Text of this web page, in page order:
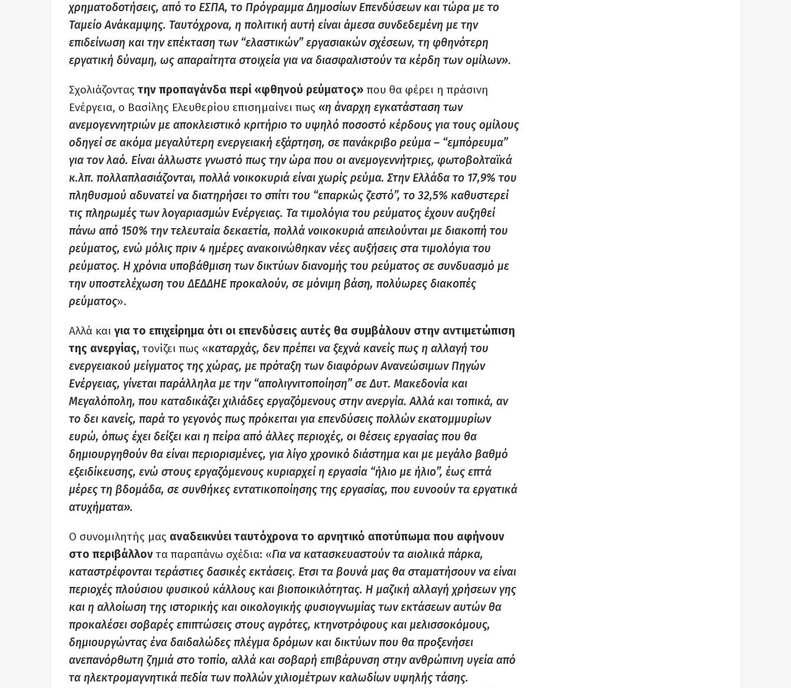
χρηματοδοτήσεις, από το ΕΣΠΑ, το Πρόγραμμα Δημοσίων Επενδύσεων και τώρα με το
Ταμείο Ανάκαμψης. Ταυτόχρονα, η πολιτική αυτή είναι άμεσα συνδεδεμένη με την
επιδείνωση και την επέκταση των “ελαστικών” εργασιακών σχέσεων, τη φθηνότερη
εργατική δύναμη, ως απαραίτητα στοιχεία για να διασφαλιστούν τα κέρδη των ομίλων».
Σχολιάζονταςτην προπαγάνδα περί «φθηνού ρεύματος» που θα φέρει η πράσινη
Ενέργεια, ο Βασίλης Ελευθερίου επισημαίνει πως «η άναρχη εγκατάσταση των
ανεμογεννητριών με αποκλειστικό κριτήριο το υψηλό ποσοστό κέρδους για τους ομίλους
οδηγεί σε ακόμα μεγαλύτερη ενεργειακή εξάρτηση, σε πανάκριβο ρεύμα – “εμπόρευμα”
για τον λαό. Είναι άλλωστε γνωστό πως την ώρα που οι ανεμογεννήτριες, φωτοβολταϊκά
κ.λπ. πολλαπλασιάζονται, πολλά νοικοκυριά είναι χωρίς ρεύμα. Στην Ελλάδα το 17,9% του
πληθυσμού αδυνατεί να διατηρήσει το σπίτι του “επαρκώς ζεστό”, το 32,5% καθυστερεί
τις πληρωμές των λογαριασμών Ενέργειας. Τα τιμολόγια του ρεύματος έχουν αυξηθεί
πάνω από 150% την τελευταία δεκαετία, πολλά νοικοκυριά απειλούνται με διακοπή του
ρεύματος, ενώ μόλις πριν 4 ημέρες ανακοινώθηκαν νέες αυξήσεις στα τιμολόγια του
ρεύματος. Η χρόνια υποβάθμιση των δικτύων διανομής του ρεύματος σε συνδυασμό με
την υποστελέχωση του ΔΕΔΔΗΕ προκαλούν, σε μόνιμη βάση, πολύωρες διακοπές
ρεύματος».
Αλλά και για το επιχείρημα ότι οι επενδύσεις αυτές θα συμβάλουν στην αντιμετώπιση
της ανεργίας, τονίζει πως «καταρχάς, δεν πρέπει να ξεχνά κανείς πως η αλλαγή του
ενεργειακού μείγματος της χώρας, με πρόταξη των διαφόρων Ανανεώσιμων Πηγών
Ενέργειας, γίνεται παράλληλα με την “απολιγνιτοποίηση” σε Δυτ. Μακεδονία και
Μεγαλόπολη, που καταδικάζει χιλιάδες εργαζόμενους στην ανεργία. Αλλά και τοπικά, αν
το δει κανείς, παρά το γεγονός πως πρόκειται για επενδύσεις πολλών εκατομμυρίων
ευρώ, όπως έχει δείξει και η πείρα από άλλες περιοχές, οι θέσεις εργασίας που θα
δημιουργηθούν θα είναι περιορισμένες, για λίγο χρονικό διάστημα και με μεγάλο βαθμό
εξειδίκευσης, ενώ στους εργαζόμενους κυριαρχεί η εργασία “ήλιο με ήλιο”, έως επτά
μέρες τη βδομάδα, σε συνθήκες εντατικοποίησης της εργασίας, που ευνοούν τα εργατικά
ατυχήματα».
Ο συνομιλητής μας αναδεικνύει ταυτόχρονα το αρνητικό αποτύπωμα που αφήνουν
στο περιβάλλοντα παραπάνω σχέδια: «Για να κατασκευαστούν τα αιολικά πάρκα,
καταστρέφονται τεράστιες δασικές εκτάσεις. Ετσι τα βουνά μας θα σταματήσουν να είναι
περιοχές πλούσιου φυσικού κάλλους και βιοποικιλότητας. Η μαζική αλλαγή χρήσεων γης
και η αλλοίωση της ιστορικής και οικολογικής φυσιογνωμίας των εκτάσεων αυτών θα
προκαλέσει σοβαρές επιπτώσεις στους αγρότες, κτηνοτρόφους και μελισσοκόμους,
δημιουργώντας ένα δαιδαλώδες πλέγμα δρόμων και δικτύων που θα προξενήσει
ανεπανόρθωτη ζημιά στο τοπίο, αλλά και σοβαρή επιβάρυνση στην ανθρώπινη υγεία από
τα ηλεκτρομαγνητικά πεδία των πολλών χιλιομέτρων καλωδίων υψηλής τάσης.